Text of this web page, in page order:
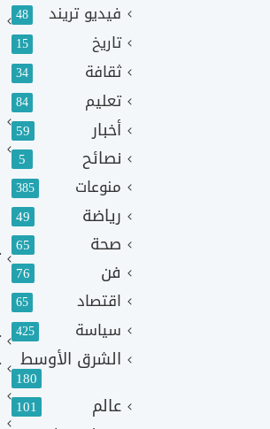
فيديو تريند 48
تاريخ 15
ثقافة 34
تعليم 84
أخبار 59
نصائح 5
منوعات 385
رياضة 49
صحة 65
فن 76
اقتصاد 65
سياسة 425
الشرق الأوسط
180
عالم 101